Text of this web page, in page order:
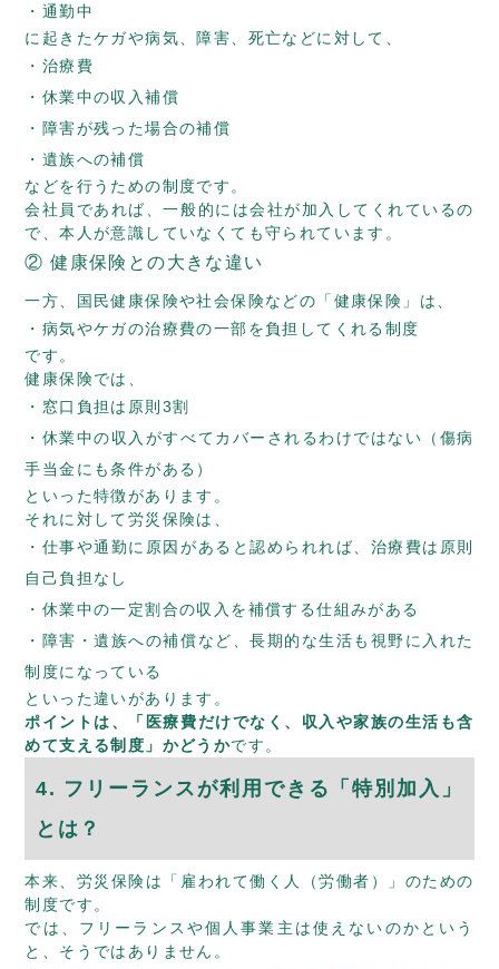
通勤中
に起きたケガや病気、障害、死亡などに対して、
治療費
休業中の収入補償
障害が残った場合の補償
遺族への補償
などを行うための制度です。
会社員であれば、一般的には会社が加入してくれているの
で、本人が意識していなくても守られています。
② 健康保険との大きな違い
一方、国民健康保険や社会保険などの「健康保険」は、
病気やケガの治療費の一部を負担してくれる制度
です。
健康保険では、
窓口負担は原則3割
休業中の収入がすべてカバーされるわけではない（傷病
手当金にも条件がある）
といった特徴があります。
それに対して労災保険は、
仕事や通勤に原因があると認められれば、治療費は原則
自己負担なし
休業中の一定割合の収入を補償する仕組みがある
障害・遺族への補償など、長期的な生活も視野に入れた
制度になっている
といった違いがあります。
ポイントは、「医療費だけでなく、収入や家族の生活も含
めて支える制度」かどうかです。
4. フリーランスが利用できる「特別加入」
とは？
本来、労災保険は「雇われて働く人（労働者）」のための
制度です。
では、フリーランスや個人事業主は使えないのかという
と、そうではありません。